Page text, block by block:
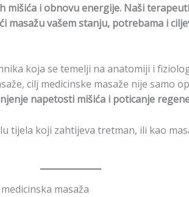
mišića i obnovu energije. Naši
vašem stanju, potrebama i
koja se temelji na anatomiji i
cilj medicinske masaže nije samo
napetosti mišića i poticanje
tijela koji zahtijeva tretman, ili kao
masaža